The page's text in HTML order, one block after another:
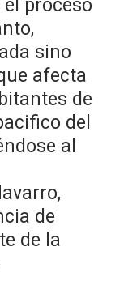
proceso
sino
afecta
de
del
al
de
de la